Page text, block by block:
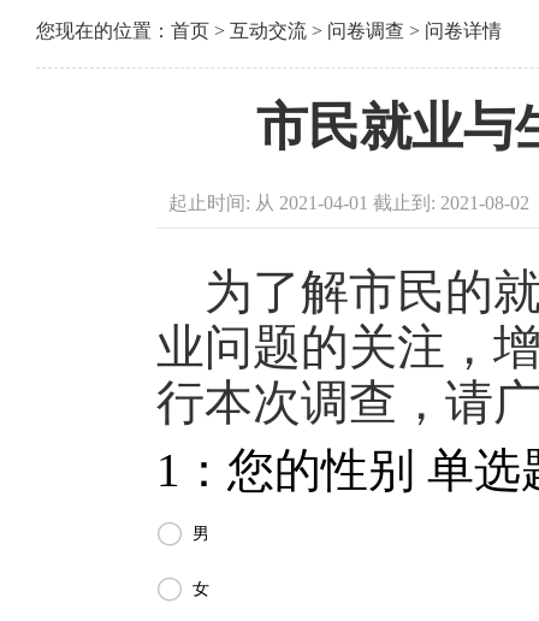
您现在的位置： 首页 > 互动交流 > 问卷调查 > 问卷详情
市民就业与
起止时间: 从 2021-04-01 截止到: 2021-08-02
为了解市民的
业问题的关注，
行本次调查，请
1：您的性别 单选
 男
 女